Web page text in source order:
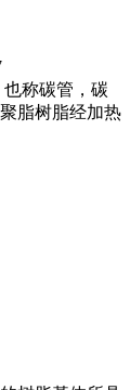
称碳管，碳
脂树脂经加热